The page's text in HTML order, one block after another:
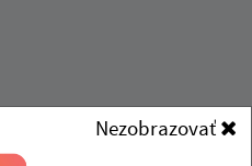
Nezobrazovať